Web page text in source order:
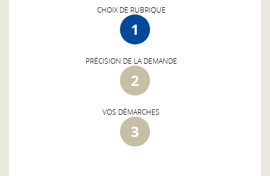
1
CHOIX DE RUBRIQUE
2
PRÉCISION DE LA DEMANDE
3
VOS DÉMARCHES